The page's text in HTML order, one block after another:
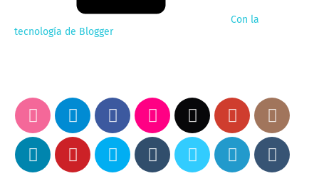
Con la
tecnología de Blogger